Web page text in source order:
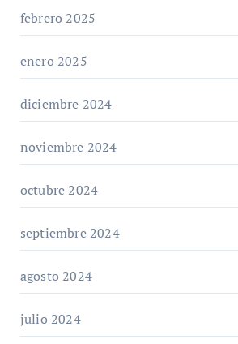
febrero 2025
enero 2025
diciembre 2024
noviembre 2024
octubre 2024
septiembre 2024
agosto 2024
julio 2024